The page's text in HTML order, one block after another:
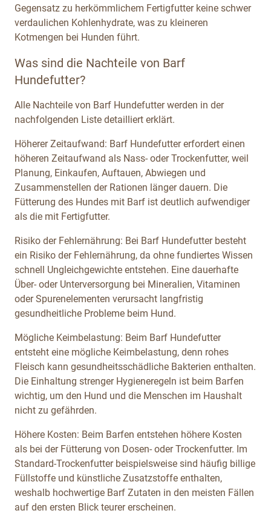
Gegensatz zu herkömmlichem Fertigfutter keine schwer
verdaulichen Kohlenhydrate, was zu kleineren
Kotmengen bei Hunden führt.
Was sind die Nachteile von Barf
Hundefutter?
Alle Nachteile von Barf Hundefutter werden in der
nachfolgenden Liste detailliert erklärt.
Höherer Zeitaufwand: Barf Hundefutter erfordert einen
höheren Zeitaufwand als Nass- oder Trockenfutter, weil
Planung, Einkaufen, Auftauen, Abwiegen und
Zusammenstellen der Rationen länger dauern. Die
Fütterung des Hundes mit Barf ist deutlich aufwendiger
als die mit Fertigfutter.
Risiko der Fehlernährung: Bei Barf Hundefutter besteht
ein Risiko der Fehlernährung, da ohne fundiertes Wissen
schnell Ungleichgewichte entstehen. Eine dauerhafte
Über- oder Unterversorgung bei Mineralien, Vitaminen
oder Spurenelementen verursacht langfristig
gesundheitliche Probleme beim Hund.
Mögliche Keimbelastung: Beim Barf Hundefutter
entsteht eine mögliche Keimbelastung, denn rohes
Fleisch kann gesundheitsschädliche Bakterien enthalten.
Die Einhaltung strenger Hygieneregeln ist beim Barfen
wichtig, um den Hund und die Menschen im Haushalt
nicht zu gefährden.
Höhere Kosten: Beim Barfen entstehen höhere Kosten
als bei der Fütterung von Dosen- oder Trockenfutter. Im
Standard-Trockenfutter beispielsweise sind häufig billige
Füllstoffe und künstliche Zusatzstoffe enthalten,
weshalb hochwertige Barf Zutaten in den meisten Fällen
auf den ersten Blick teurer erscheinen.